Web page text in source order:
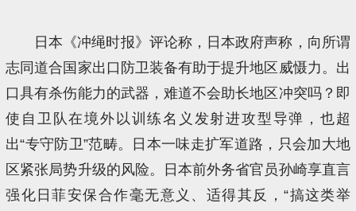
日本《冲绳时报》评论称，日本政府声称，向所谓
志同道合国家出口防卫装备有助于提升地区威慑力。出
口具有杀伤能力的武器，难道不会助长地区冲突吗？即
使自卫队在境外以训练名义发射进攻型导弹，也超
出“专守防卫”范畴。日本一味走扩军道路，只会加大地
区紧张局势升级的风险。日本前外务省官员孙崎享直言
强化日菲安保合作毫无意义、适得其反，“搞这类举